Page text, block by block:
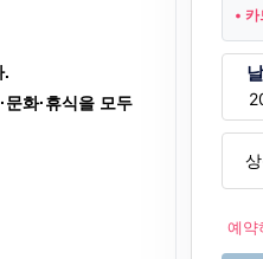
.
화·휴식을 모두
•
예약